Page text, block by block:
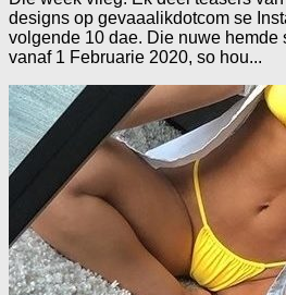
designs op gevaaalikdotcom se
volgende 10 dae. Die nuwe hemde
vanaf 1 Februarie 2020, so hou...